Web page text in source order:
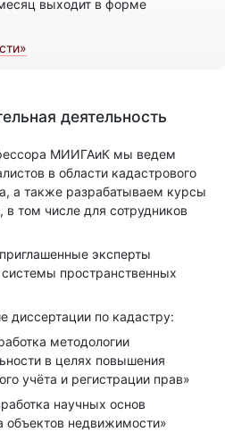
выходит в форме
деятельность
МИИГАиК мы ведем
в области кадастрового
а также разрабатываем курсы
том числе для сотрудников
эксперты
пространственных
по кадастру:
методологии
в целях повышения
учёта и регистрации прав»
научных основ
объектов недвижимости»